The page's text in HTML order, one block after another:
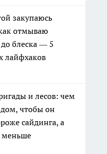
закупаюсь
отмываю
блеска — 5
лайфхаков
и лесов: чем
чтобы он
сайдинга, а
меньше